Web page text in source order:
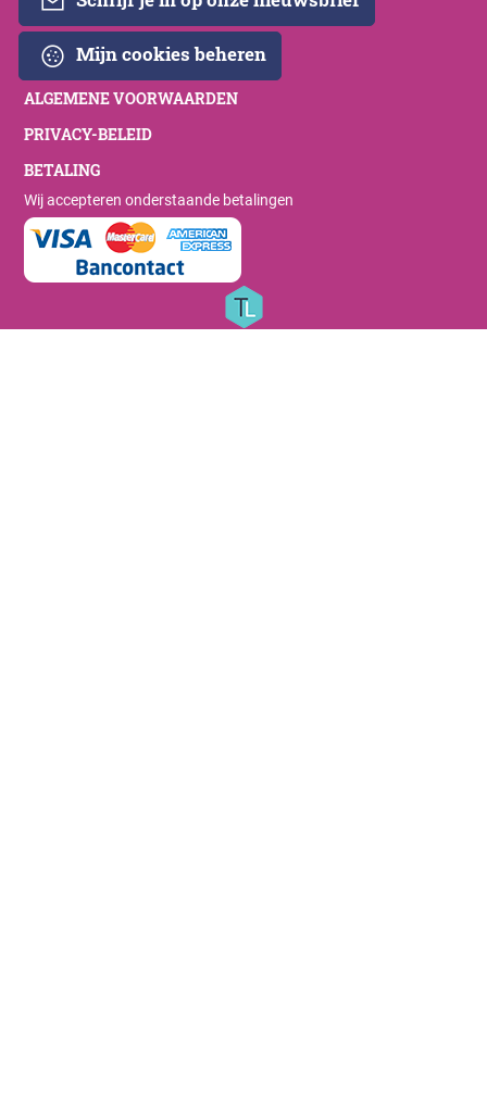
Mijn cookies beheren
ALGEMENE VOORWAARDEN
PRIVACY-BELEID
BETALING
Wij accepteren onderstaande betalingen